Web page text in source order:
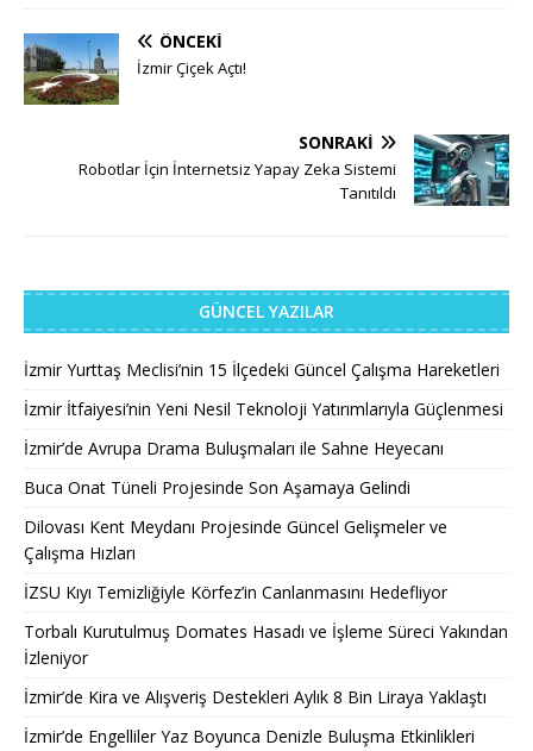
ÖNCEKI
İzmir Çiçek Açtı!
SONRAKI
Robotlar İçin İnternetsiz Yapay Zeka Sistemi
Tanıtıldı
GÜNCEL YAZILAR
İzmir Yurttaş Meclisi’nin 15 İlçedeki Güncel Çalışma Hareketleri
İzmir İtfaiyesi’nin Yeni Nesil Teknoloji Yatırımlarıyla Güçlenmesi
İzmir’de Avrupa Drama Buluşmaları ile Sahne Heyecanı
Buca Onat Tüneli Projesinde Son Aşamaya Gelindi
Dilovası Kent Meydanı Projesinde Güncel Gelişmeler ve
Çalışma Hızları
İZSU Kıyı Temizliğiyle Körfez’in Canlanmasını Hedefliyor
Torbalı Kurutulmuş Domates Hasadı ve İşleme Süreci Yakından
İzleniyor
İzmir’de Kira ve Alışveriş Destekleri Aylık 8 Bin Liraya Yaklaştı
İzmir’de Engelliler Yaz Boyunca Denizle Buluşma Etkinlikleri